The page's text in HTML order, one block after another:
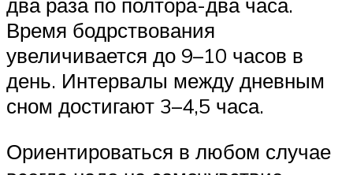
Время бодрствования
увеличивается до 9–10 часов в
день. Интервалы между дневным
сном достигают 3–4,5 часа.
Ориентироваться в любом случае